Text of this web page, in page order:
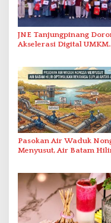
JNE Tanjungpinang
Akselerasi Digital UMKM
Pasokan Air Waduk
Menyusut, Air Batam